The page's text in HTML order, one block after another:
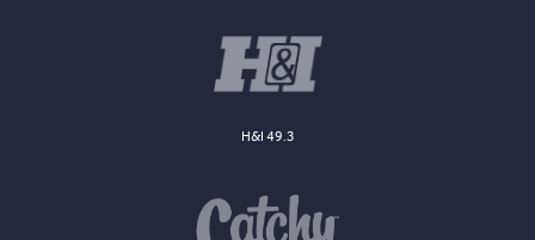
H&I 49.3